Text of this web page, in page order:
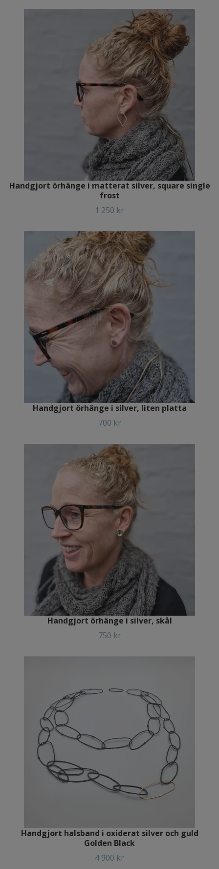
Handgjort örhänge i matterat silver, square single
frost
1 250 kr
Handgjort örhänge i silver, liten platta
700 kr
Handgjort örhänge i silver, skål
750 kr
Handgjort halsband i oxiderat silver och guld
Golden Black
4 900 kr